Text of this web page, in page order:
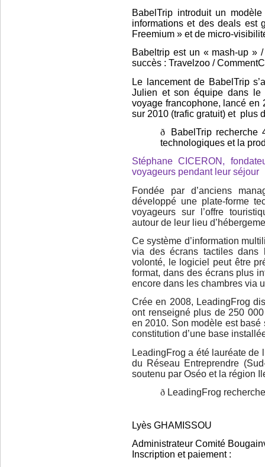
BabelTrip introduit un
informations et des deals est
Freemium » et de micro-
Babeltrip est un « mash-up »
succès : Travelzoo /
Le lancement de BabelTrip
Julien et son équipe dans le
voyage francophone, lancé en
sur 2010 (trafic gratuit) et plus
ð
BabelTrip recherche
technologiques et la
Stéphane CICERON,
voyageurs pendant leur séjour
Fondée par d’anciens
développé une plate-forme
voyageurs sur l’offre
autour de leur lieu
Ce système d’information
via des écrans tactiles dans
volonté, le logiciel peut être
format, dans des écrans plus
encore dans les chambres via
Crée en 2008, LeadingFrog
ont renseigné plus de 250
en 2010. Son modèle est basé
constitution d’une base
LeadingFrog a été lauréate de
du Réseau Entreprendre
soutenu par Oséo et la région
ð LeadingFrog
Lyès GHAMISSOU
Administrateur Comité
Inscription et paiement :